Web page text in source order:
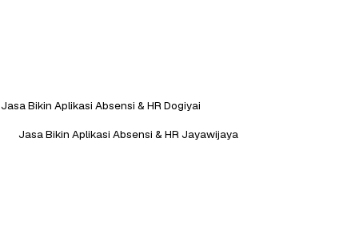
Jasa Bikin Aplikasi Absensi & HR Dogiyai
Jasa Bikin Aplikasi Absensi & HR Jayawijaya